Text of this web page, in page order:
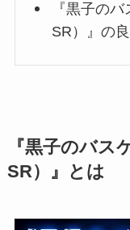
『黒子の
SR）』の
『黒子のバス
SR）』とは